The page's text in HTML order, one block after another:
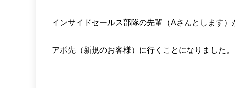
インサイドセールス部隊の先輩（Aさんとします）
アポ先（新規のお客様）に行くことになりました。